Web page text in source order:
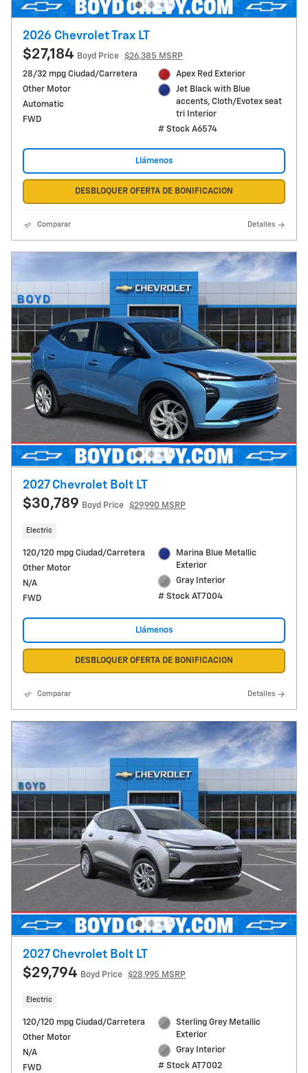
2026 Chevrolet Trax LT
$27,184 Boyd Price
$26,385 MSRP
28/32 mpg Ciudad/Carretera
Other Motor
Automatic
FWD
Apex Red Exterior
Jet Black with Blue
accents, Cloth/Evotex seat
tri Interior
# Stock A6574
Llámenos
DESBLOQUER OFERTA DE BONIFICACION
Comparar Detalles
2027 Chevrolet Bolt LT
$30,789 Boyd Price $29,990 MSRP
Electric
120/120 mpg Ciudad/Carretera
Other Motor
N/A
FWD
Marina Blue Metallic
Exterior
Gray Interior
# Stock AT7004
Llámenos
DESBLOQUER OFERTA DE BONIFICACION
Comparar Detalles
2027 Chevrolet Bolt LT
$29,794 Boyd Price $28,995 MSRP
Electric
120/120 mpg Ciudad/Carretera
Other Motor
N/A
FWD
Sterling Grey Metallic
Exterior
Gray Interior
# Stock AT7002